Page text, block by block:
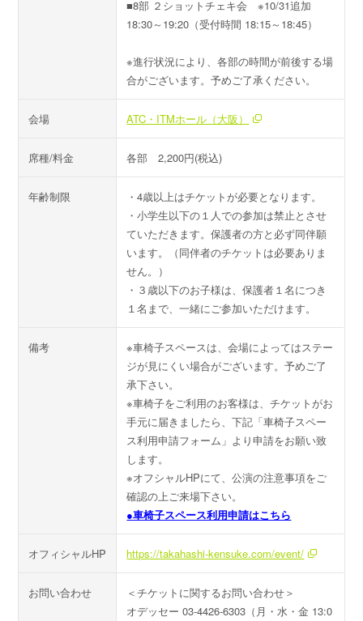
■8部 ２ショットチェキ会 ※10/31追加
18:30～19:20（受付時間 18:15～18:45）
※進行状況により、各部の時間が前後する場
合がございます。予めご了承ください。
会場 ATC・ITMホール（大阪）
席種/料金 各部 2,200円(税込)
年齢制限
・4歳以上はチケットが必要となります。
・小学生以下の１人での参加は禁止とさせ
ていただきます。保護者の方と必ず同伴願
います。（同伴者のチケットは必要ありま
せん。）
・３歳以下のお子様は、保護者１名につき
１名まで、一緒にご参加いただけます。
備考
※車椅子スペースは、会場によってはステー
ジが見にくい場合がございます。予めご了
承下さい。
※車椅子をご利用のお客様は、チケットがお
手元に届きましたら、下記「車椅子スペー
ス利用申請フォーム」より申請をお願い致
します。
※オフシャルHPにて、公演の注意事項をご
確認の上ご来場下さい。
●車椅子スペース利用申請はこちら
オフィシャルHP https://takahashi-kensuke.com/event/
お問い合わせ
＜チケットに関するお問い合わせ＞
オデッセー 03-4426-6303（月・水・金 13:0